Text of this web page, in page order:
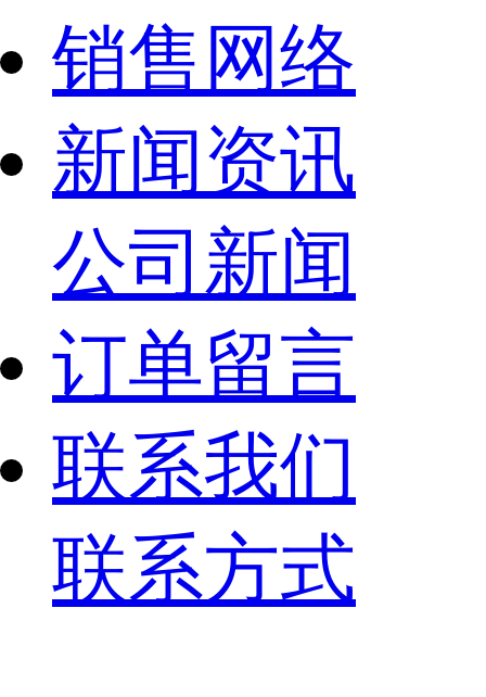
销售网络
新闻资讯
公司新闻
订单留言
联系我们
联系方式